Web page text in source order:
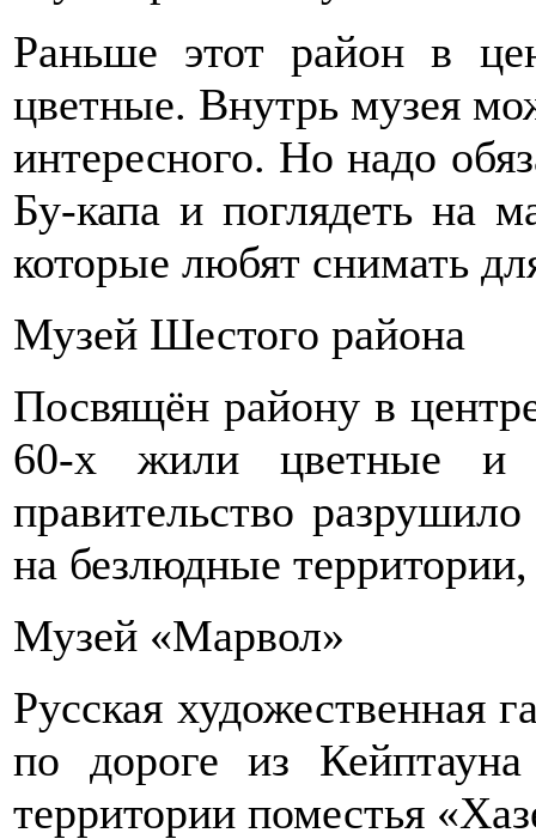
Раньше этот район в
цветные. Внутрь музея
интересного. Но надо
Бу-капа и поглядеть на
которые любят снимать
Музей Шестого района
Посвящён району в
60-х жили цветные и
правительство
на безлюдные
Музей «Марвол»
Русская художественная
по дороге из
территории поместья